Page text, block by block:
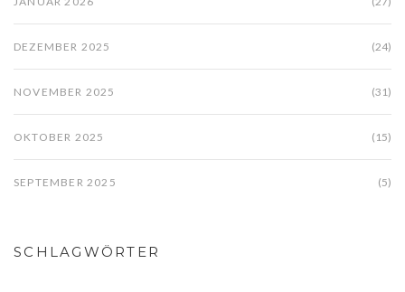
DEZEMBER 2025 (24)
NOVEMBER 2025 (31)
OKTOBER 2025 (15)
SEPTEMBER 2025 (5)
SCHLAGWÖRTER